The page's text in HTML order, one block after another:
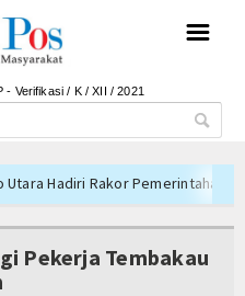
☰
Verifikasi / K / XII / 2021
Utara Hadiri Rakor Pemerintahan
Warnai Paripurna APBD
Pekerja Tembakau